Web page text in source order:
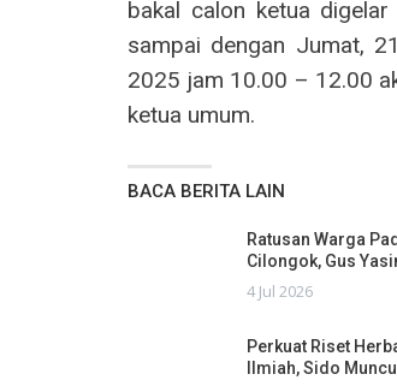
bakal calon ketua
sampai dengan Jumat,
2025 jam 10.00 – 12.00
ketua umum.
BACA BERITA LAIN
Ratusan Warga
Cilongok, Gus
4 Jul 2026
Perkuat Riset
Ilmiah, Sido